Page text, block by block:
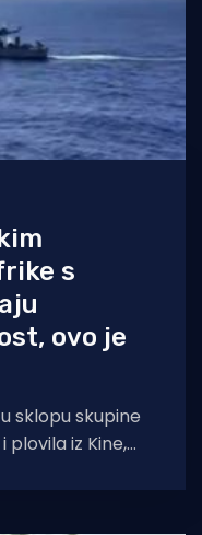
s
ovo je
sklopu skupine
plovila iz Kine,